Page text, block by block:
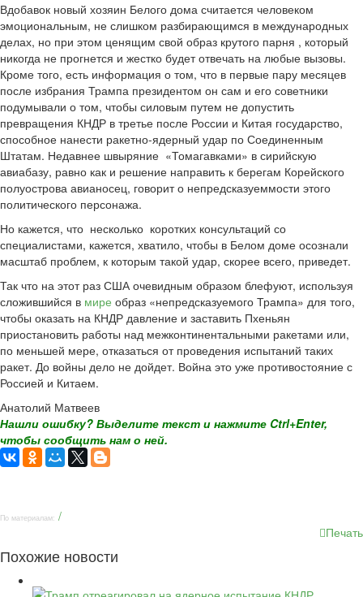
Вдобавок новый хозяин Белого дома считается человеком
эмоциональным, не слишком разбирающимся в международных
делах, но при этом ценящим свой образ крутого парня , который
никогда не прогнется и жестко будет отвечать на любые вызовы.
Кроме того, есть информация о том, что в первые пару месяцев
после избрания Трампа президентом он сам и его советники
подумывали о том, чтобы силовым путем не допустить
превращения КНДР в третье после России и Китая государство,
способное нанести ракетно-ядерный удар по Соединенным
Штатам. Недавнее швыряние «Томагавками» в сирийскую
авиабазу, равно как и решение направить к берегам Корейского
полуострова авианосец, говорит о непредсказуеммости этого
политического персонажа.
Но кажется, что несколько коротких консультаций со
специалистами, кажется, хватило, чтобы в Белом доме осознали
масштаб проблем, к которым такой удар, скорее всего, приведет.
Так что на этот раз США очевидным образом блефуют, используя
сложившийся в мире образ «непредсказуемого Трампа» для того,
чтобы оказать на КНДР давление и заставить Пхеньян
приостановить работы над межконтинентальными ракетами или,
по меньшей мере, отказаться от проведения испытаний таких
ракет. До войны дело не дойдет. Война это уже противостояние с
Россией и Китаем.
Анатолий Матвеев
Нашли ошибку? Выделите текст и нажмите Ctrl+Enter,
чтобы сообщить нам о ней.
По материалам: /
Печать
Похожие новости